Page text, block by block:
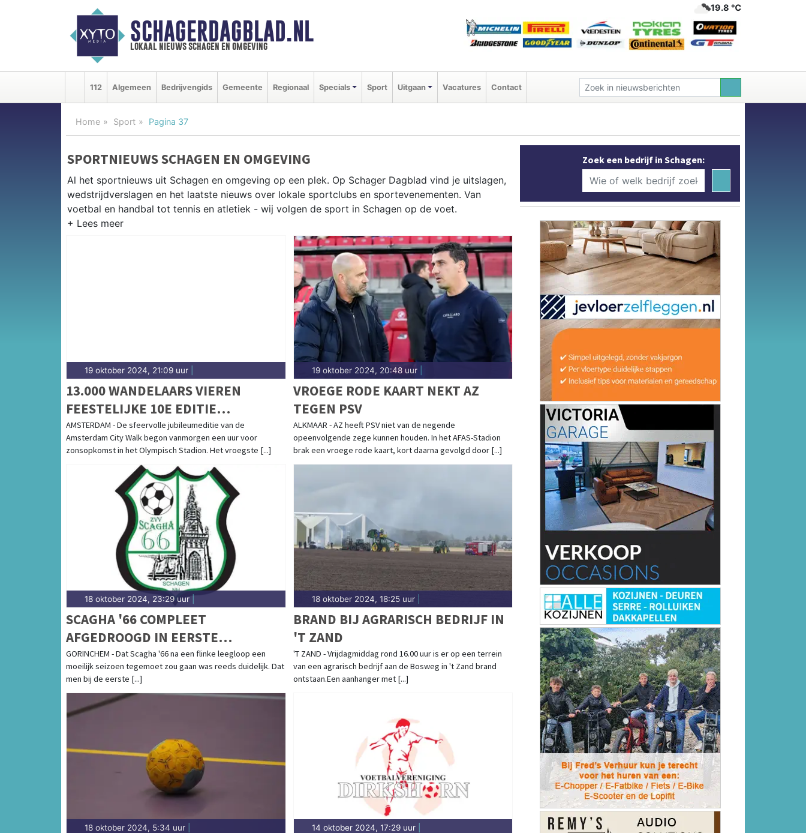
SCHAGERDAGBLAD.NL
lokaal nieuws schagen en omgeving
19.8 ℃
112 Algemeen Bedrijvengids Gemeente Regionaal Specials Sport Uitgaan Vacatures Contact
Home Sport Pagina 37
SPORTNIEUWS SCHAGEN EN OMGEVING
Al het sportnieuws uit Schagen en omgeving op een plek. Op Schager Dagblad vind je uitslagen,
wedstrijdverslagen en het laatste nieuws over lokale sportclubs en sportevenementen. Van
voetbal en handbal tot tennis en atletiek - wij volgen de sport in Schagen op de voet.
Van SV Schagen en VV Harenkarspel tot wielrennen door de polderwegen en paardrijden in het
Noord-Hollandse platteland — sport in Schagen past bij het agrarische karakter. Blijf op de
hoogte van alle sportieve uitslagen en prestaties in Schagen.
19 oktober 2024, 21:09 uur
13.000 WANDELAARS VIEREN
FEESTELIJKE 10E EDITIE
AMSTERDAM CITY WALK
AMSTERDAM - De sfeervolle jubileumeditie van de
Amsterdam City Walk begon vanmorgen een uur voor
zonsopkomst in het Olympisch Stadion. Het vroegste [...]
19 oktober 2024, 20:48 uur|
VROEGE RODE KAART NEKT AZ
TEGEN PSV
ALKMAAR - AZ heeft PSV niet van de negende
opeenvolgende zege kunnen houden. In het AFAS-Stadion
brak een vroege rode kaart, kort daarna gevolgd door [...]
18 oktober 2024, 23:29 uur
SCAGHA '66 COMPLEET
AFGEDROOGD IN EERSTE
COMPETITIEWEDSTRIJD
GORINCHEM - Dat Scagha '66 na een flinke leegloop een
moeilijk seizoen tegemoet zou gaan was reeds duidelijk. Dat
men bij de eerste [...]
18 oktober 2024, 18:25 uur|
BRAND BIJ AGRARISCH BEDRIJF IN
'T ZAND
'T ZAND - Vrijdagmiddag rond 16.00 uur is er op een terrein
van een agrarisch bedrijf aan de Bosweg in 't Zand brand
ontstaan.Een aanhanger met [...]
18 oktober 2024, 5:34 uur 14 oktober 2024, 17:29 uur|
Zoek een bedrijf in Schagen: